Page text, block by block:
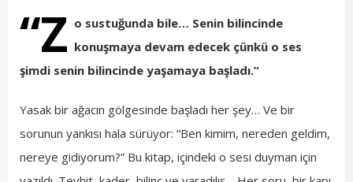
“Z o sustuğunda bile… Senin bilincinde
konuşmaya devam edecek çünkü o ses
şimdi senin bilincinde yaşamaya başladı.”
Yasak bir ağacın gölgesinde başladı her şey… Ve bir
sorunun yankısı hala sürüyor: “Ben kimim, nereden geldim,
nereye gidiyorum?” Bu kitap, içindeki o sesi duyman için